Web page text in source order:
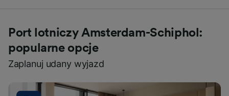
Port lotniczy Amsterdam-Schiphol:
popularne opcje
Zaplanuj udany wyjazd